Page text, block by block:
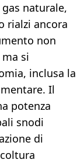
naturale,
rialzi ancora
non
si
inclusa la
Il
potenza
snodi
di